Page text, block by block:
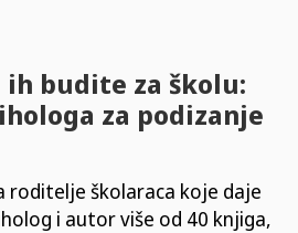
budite za školu:
za podizanje
roditelje školaraca koje daje
i autor više od 40 knjiga,